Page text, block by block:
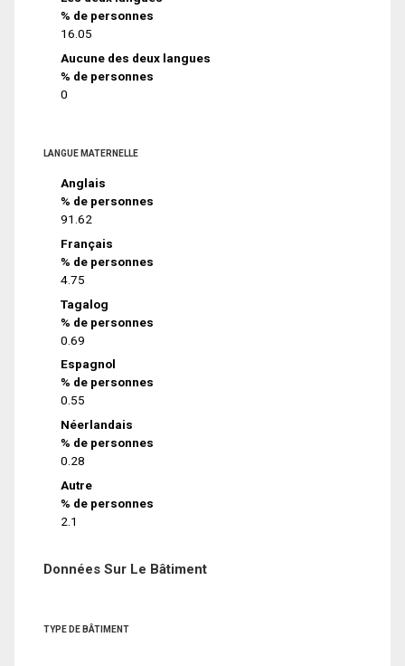
% de personnes
16.05
Aucune des deux langues
% de personnes
0
LANGUE MATERNELLE
Anglais
% de personnes
91.62
Français
% de personnes
4.75
Tagalog
% de personnes
0.69
Espagnol
% de personnes
0.55
Néerlandais
% de personnes
0.28
Autre
% de personnes
2.1
Données Sur Le Bâtiment
TYPE DE BÂTIMENT